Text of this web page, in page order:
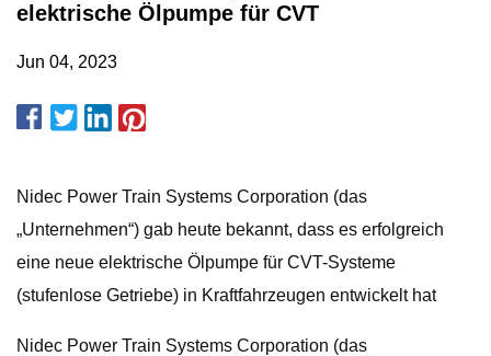
elektrische Ölpumpe für CVT
Jun 04, 2023
Nidec Power Train Systems Corporation (das
„Unternehmen“) gab heute bekannt, dass es erfolgreich
eine neue elektrische Ölpumpe für CVT-Systeme
(stufenlose Getriebe) in Kraftfahrzeugen entwickelt hat
Nidec Power Train Systems Corporation (das